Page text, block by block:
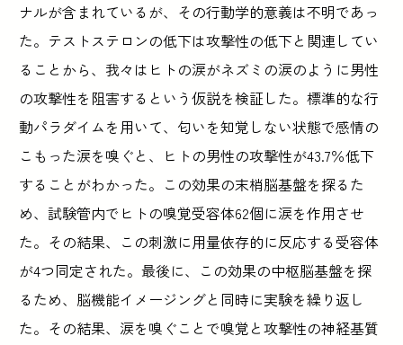
ナルが含まれているが、その行動学的意義は不明であっ
た。テストステロンの低下は攻撃性の低下と関連してい
ることから、我々はヒトの涙がネズミの涙のように男性
の攻撃性を阻害するという仮説を検証した。標準的な行
動パラダイムを用いて、匂いを知覚しない状態で感情の
こもった涙を嗅ぐと、ヒトの男性の攻撃性が43.7％低下
することがわかった。この効果の末梢脳基盤を探るた
め、試験管内でヒトの嗅覚受容体62個に涙を作用させ
た。その結果、この刺激に用量依存的に反応する受容体
が4つ同定された。最後に、この効果の中枢脳基盤を探
るため、脳機能イメージングと同時に実験を繰り返し
た。その結果、涙を嗅ぐことで嗅覚と攻撃性の神経基質